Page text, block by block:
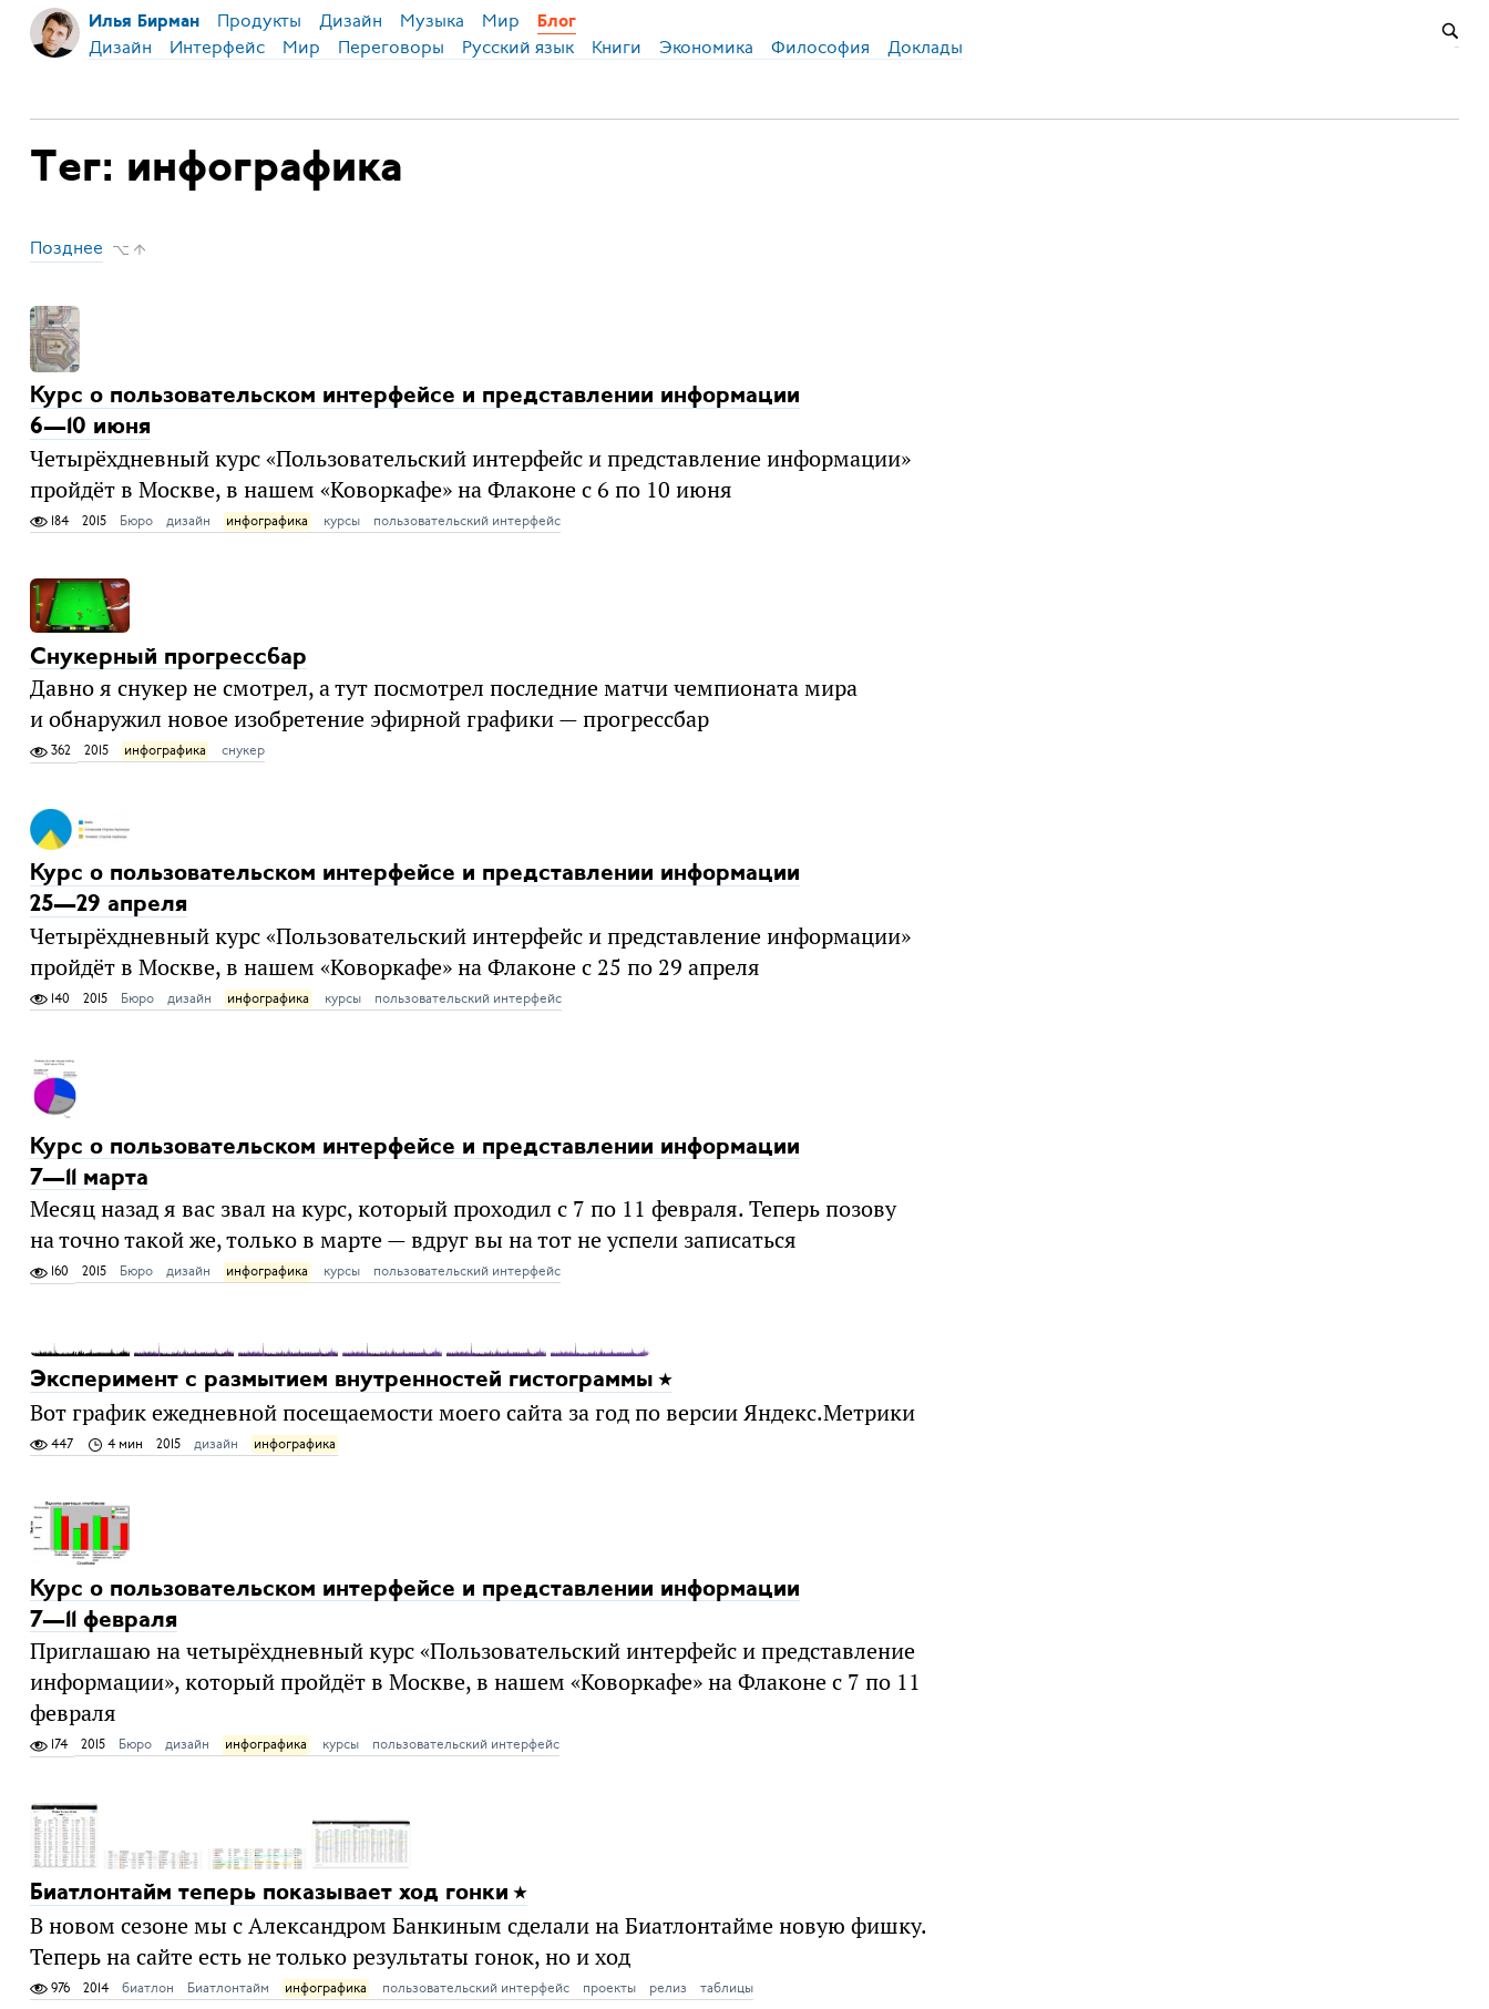
Илья Бирман Продукты Дизайн Музыка Мир Блог
Дизайн Интерфейс Мир Переговоры Русский язык Книги Экономика Философия Доклады
Тег: инфографика
Позднее ⌥ ↑
Курс о пользовательском интерфейсе и представлении информации
6—10 июня
Четырёхдневный курс «Пользовательский интерфейс и представление информации»
пройдёт в Москве, в нашем «Коворкафе» на Флаконе с 6 по 10 июня
184 2015 Бюро дизайн инфографика курсы пользовательский интерфейс
Снукерный прогрессбар
Давно я снукер не смотрел, а тут посмотрел последние матчи чемпионата мира
и обнаружил новое изобретение эфирной графики — прогрессбар
362 2015 инфографика снукер
Курс о пользовательском интерфейсе и представлении информации
25—29 апреля
Четырёхдневный курс «Пользовательский интерфейс и представление информации»
пройдёт в Москве, в нашем «Коворкафе» на Флаконе с 25 по 29 апреля
140 2015 Бюро дизайн инфографика курсы пользовательский интерфейс
Курс о пользовательском интерфейсе и представлении информации
7—11 марта
Месяц назад я вас звал на курс, который проходил с 7 по 11 февраля. Теперь позову
на точно такой же, только в марте — вдруг вы на тот не успели записаться
160 2015 Бюро дизайн инфографика курсы пользовательский интерфейс
Эксперимент с размытием внутренностей гистограммы
Вот график ежедневной посещаемости моего сайта за год по версии Яндекс.Метрики
447 4 мин 2015 дизайн инфографика
Курс о пользовательском интерфейсе и представлении информации
7—11 февраля
Приглашаю на четырёхдневный курс «Пользовательский интерфейс и представление
информации», который пройдёт в Москве, в нашем «Коворкафе» на Флаконе с 7 по 11
февраля
174 2015 Бюро дизайн инфографика курсы пользовательский интерфейс
Биатлонтайм теперь показывает ход гонки
В новом сезоне мы с Александром Банкиным сделали на Биатлонтайме новую фишку.
Теперь на сайте есть не только результаты гонок, но и ход
976 2014 биатлон Биатлонтайм инфографика пользовательский интерфейс проекты релиз таблицы